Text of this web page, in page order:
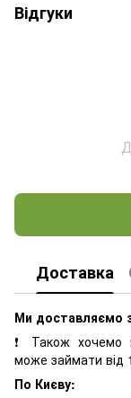
Відгуки
Доставка
Ми доставляємо
❗ Також
може займати від
По Києву: